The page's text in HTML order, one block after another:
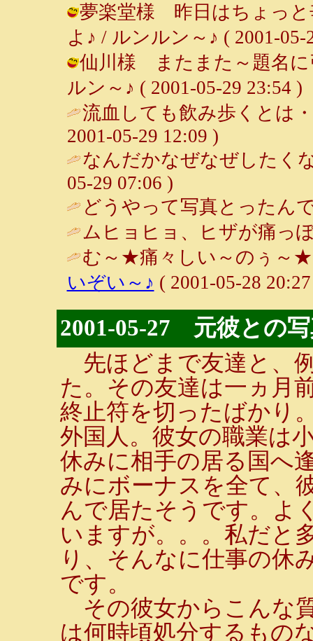
夢楽堂様 昨日はちょっと
よ♪ / ルンルン～♪ ( 2001-05-
仙川様 またまた～題名に
ルン～♪ ( 2001-05-29 23:54 )
流血しても飲み歩くとは
2001-05-29 12:09 )
なんだかなぜなぜしたく
05-29 07:06 )
どうやって写真とったん
ムヒョヒョ、ヒザが痛っ
む～★痛々しい～のぅ～
いぞい～♪ ( 2001-05-28
2001-05-27 元彼との
先ほどまで友達と、
た。その友達は一ヵ月
終止符を切ったばかり
外国人。彼女の職業は
休みに相手の居る国へ
みにボーナスを全て、
んで居たそうです。よ
いますが。。。私だと
り、そんなに仕事の休
です。
その彼女からこんな
は何時頃処分するもの